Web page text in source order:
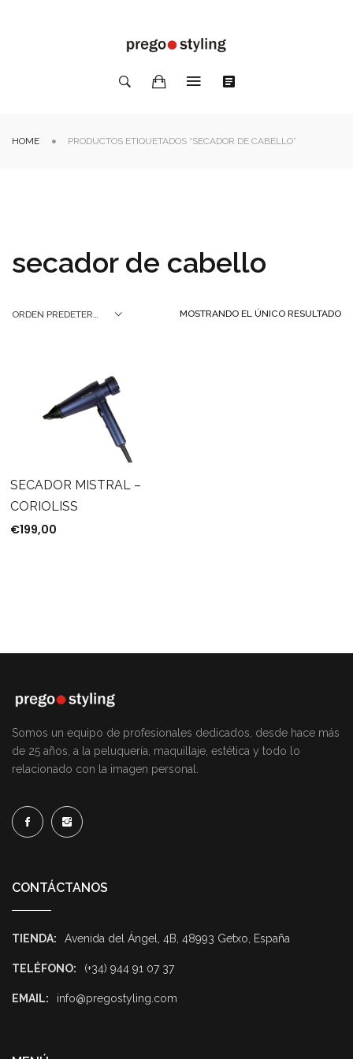
HOME PRODUCTOS ETIQUETADOS “SECADOR DE CABELLO”
secador de cabello
MOSTRANDO EL ÚNICO RESULTADO
ORDEN PREDETERMINADO
SECADOR MISTRAL –
CORIOLISS
€199,00
Somos un equipo de profesionales dedicados, desde hace más
de 25 años, a la peluquería, maquillaje, estética y todo lo
relacionado con la imagen personal.
CONTÁCTANOS
TIENDA: Avenida del Ángel, 4B, 48993 Getxo, España
TELÉFONO: (+34) 944 91 07 37
EMAIL: info@pregostyling.com